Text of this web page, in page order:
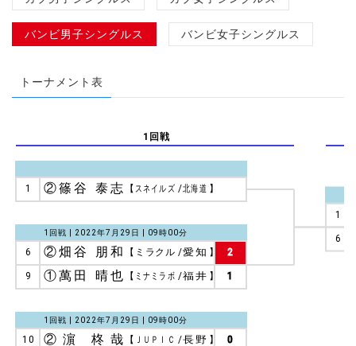
バンビ男子シングルス バンビ女子シングルス
トーナメント表
1
6
1回戦
1 ②篠谷 泰志 【 スネイルズ /北海道 】
1回戦 | 2022年7月29日 | 09時00分
2
6 ②畑谷 朋和 【 ミラクル /愛知 】
1
9 ①萬田 晴也 【 ミナミラボ /福井 】
1回戦 | 2022年7月29日 | 09時00分
0
10 ②濵 柊哉 【 ＪＵＰＩＣ /長野 】